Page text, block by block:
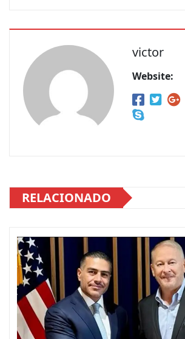
victor
Website:
RELACIONADO